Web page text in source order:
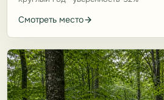
Смотреть место